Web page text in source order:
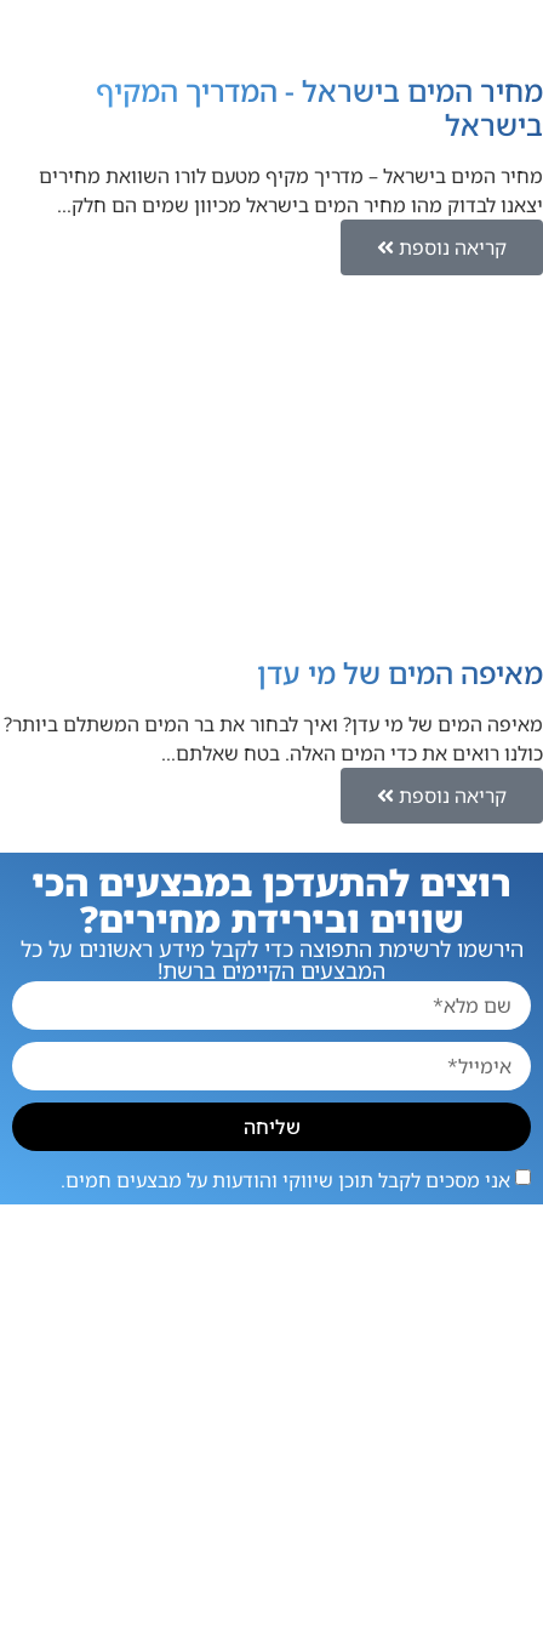
מחיר המים בישראל - המדריך המקיף
בישראל
מחיר המים בישראל – מדריך מקיף מטעם לורו השוואת מחירים
יצאנו לבדוק מהו מחיר המים בישראל מכיוון שמים הם חלק…
קריאה נוספת
מאיפה המים של מי עדן
מאיפה המים של מי עדן? ואיך לבחור את בר המים המשתלם ביותר?
כולנו רואים את כדי המים האלה. בטח שאלתם…
קריאה נוספת
רוצים להתעדכן במבצעים הכי
שווים ובירידת מחירים?
הירשמו לרשימת התפוצה כדי לקבל מידע ראשונים על כל
המבצעים הקיימים ברשת!
אני מסכים לקבל תוכן שיווקי והודעות על מבצעים חמים.
שליחה